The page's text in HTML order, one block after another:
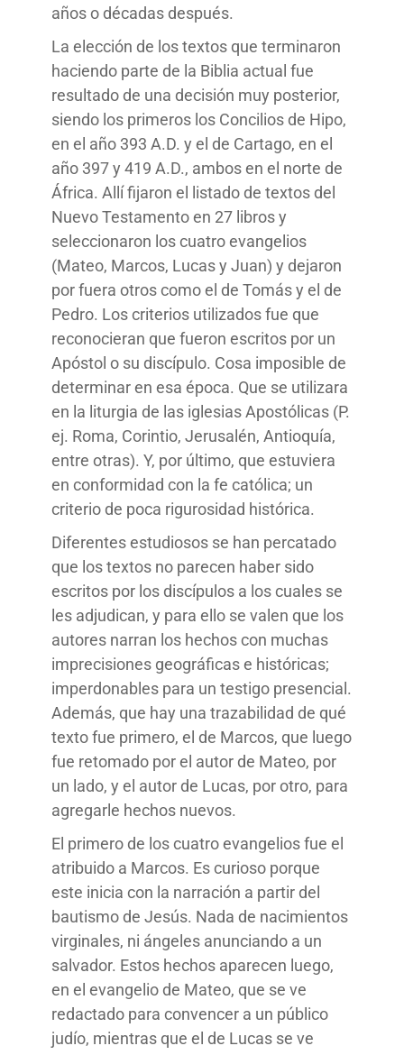
años o décadas después.
La elección de los textos que terminaron
haciendo parte de la Biblia actual fue
resultado de una decisión muy posterior,
siendo los primeros los Concilios de Hipo,
en el año 393 A.D. y el de Cartago, en el
año 397 y 419 A.D., ambos en el norte de
África. Allí fijaron el listado de textos del
Nuevo Testamento en 27 libros y
seleccionaron los cuatro evangelios
(Mateo, Marcos, Lucas y Juan) y dejaron
por fuera otros como el de Tomás y el de
Pedro. Los criterios utilizados fue que
reconocieran que fueron escritos por un
Apóstol o su discípulo. Cosa imposible de
determinar en esa época. Que se utilizara
en la liturgia de las iglesias Apostólicas (P.
ej. Roma, Corintio, Jerusalén, Antioquía,
entre otras). Y, por último, que estuviera
en conformidad con la fe católica; un
criterio de poca rigurosidad histórica.
Diferentes estudiosos se han percatado
que los textos no parecen haber sido
escritos por los discípulos a los cuales se
les adjudican, y para ello se valen que los
autores narran los hechos con muchas
imprecisiones geográficas e históricas;
imperdonables para un testigo presencial.
Además, que hay una trazabilidad de qué
texto fue primero, el de Marcos, que luego
fue retomado por el autor de Mateo, por
un lado, y el autor de Lucas, por otro, para
agregarle hechos nuevos.
El primero de los cuatro evangelios fue el
atribuido a Marcos. Es curioso porque
este inicia con la narración a partir del
bautismo de Jesús. Nada de nacimientos
virginales, ni ángeles anunciando a un
salvador. Estos hechos aparecen luego,
en el evangelio de Mateo, que se ve
redactado para convencer a un público
judío, mientras que el de Lucas se ve